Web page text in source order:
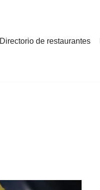
Directorio de restaurantes